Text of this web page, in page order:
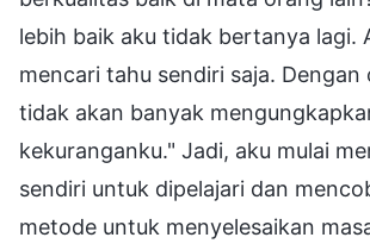
lebih baik aku tidak bertanya lagi.
mencari tahu sendiri saja. Dengan
tidak akan banyak
kekuranganku." Jadi, aku mulai
sendiri untuk dipelajari dan
metode untuk menyelesaikan